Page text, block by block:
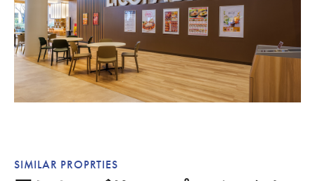
SIMILAR PROPRTIES